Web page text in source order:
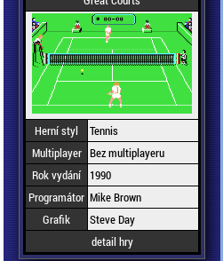
Herní styl
Tennis
Multiplayer Bez multiplayeru
Rok vydání
1990
Programátor Mike Brown
Grafik
Steve Day
detail hry